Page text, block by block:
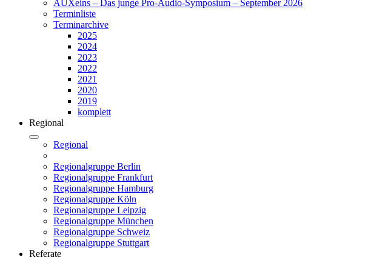
AUXeins – Das junge Pro-Audio-Symposium – September 2026
Terminliste
Terminarchive
2025
2024
2023
2022
2021
2020
2019
komplett
Regional
Regional
Regionalgruppe Berlin
Regionalgruppe Frankfurt
Regionalgruppe Hamburg
Regionalgruppe Köln
Regionalgruppe Leipzig
Regionalgruppe München
Regionalgruppe Schweiz
Regionalgruppe Stuttgart
Referate